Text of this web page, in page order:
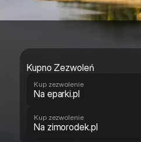
Kupno Zezwoleń
Kup zezwolenie
Na eparki.pl
Kup zezwolenie
Na zimorodek.pl